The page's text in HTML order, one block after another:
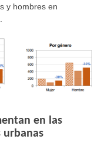
y hombres en
en las
urbanas